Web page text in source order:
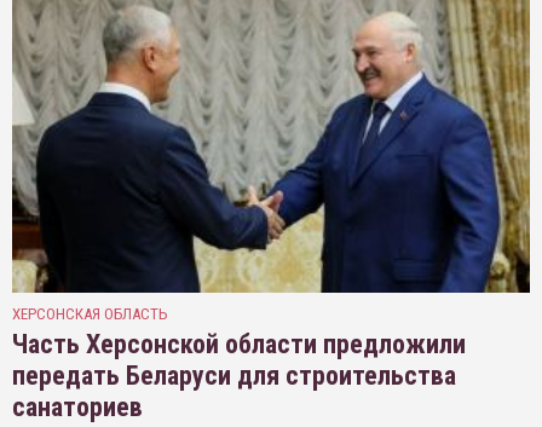
ХЕРСОНСКАЯ ОБЛАСТЬ
Часть Херсонской области предложили
передать Беларуси для строительства
санаториев